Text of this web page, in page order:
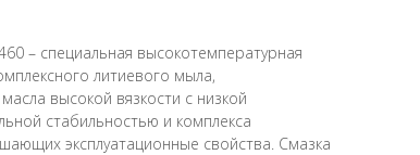
– специальная высокотемпературная
литиевого мыла,
высокой вязкости с низкой
стабильностью и комплекса
эксплуатационные свойства. Смазка